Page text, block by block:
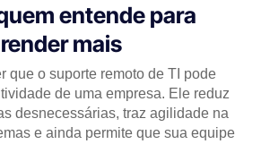
entende para
mais
que o suporte remoto de TI pode
de uma empresa. Ele reduz
desnecessárias, traz agilidade na
e ainda permite que sua equipe